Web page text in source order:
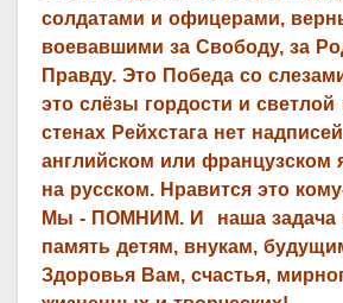
солдатами и офицерами,
воевавшими за Свободу, за
Правду. Это Победа со
это слёзы гордости и
стенах Рейхстага нет
английском или французском
на русском. Нравится это
Мы - ПОМНИМ. И наша задача
память детям, внукам,
Здоровья Вам, счастья,